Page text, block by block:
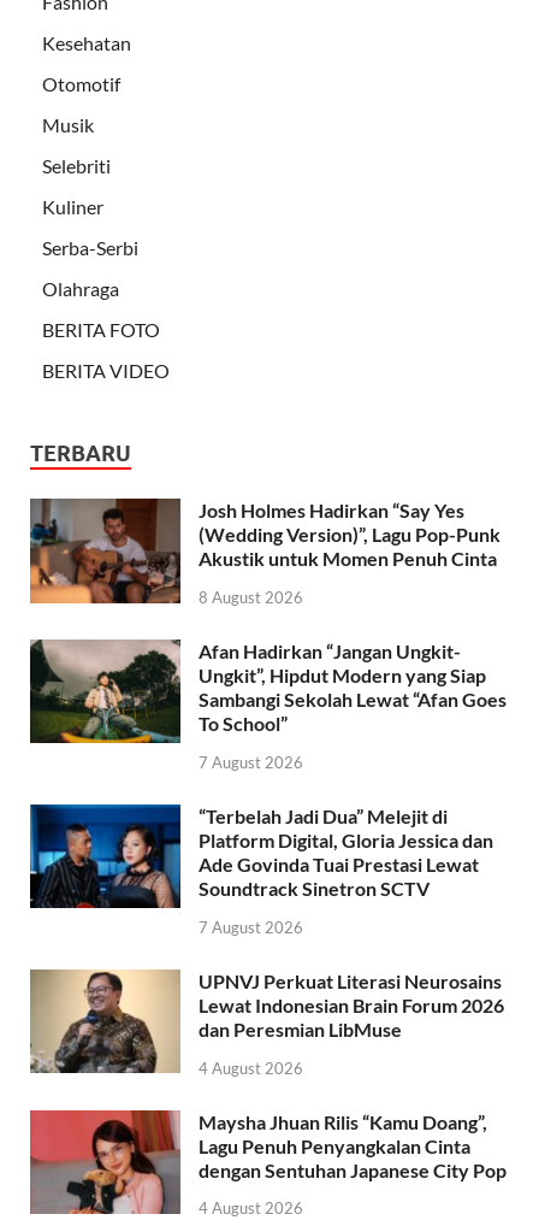
Kesehatan
Otomotif
Musik
Selebriti
Kuliner
Serba-Serbi
Olahraga
BERITA FOTO
BERITA VIDEO
TERBARU
Josh Holmes Hadirkan “Say Yes
(Wedding Version)”, Lagu Pop-Punk
Akustik untuk Momen Penuh Cinta
8 August 2026
Afan Hadirkan “Jangan Ungkit-
Ungkit”, Hipdut Modern yang Siap
Sambangi Sekolah Lewat “Afan Goes
To School”
7 August 2026
“Terbelah Jadi Dua” Melejit di
Platform Digital, Gloria Jessica dan
Ade Govinda Tuai Prestasi Lewat
Soundtrack Sinetron SCTV
7 August 2026
UPNVJ Perkuat Literasi Neurosains
Lewat Indonesian Brain Forum 2026
dan Peresmian LibMuse
4 August 2026
Maysha Jhuan Rilis “Kamu Doang”,
Lagu Penuh Penyangkalan Cinta
dengan Sentuhan Japanese City Pop
4 August 2026